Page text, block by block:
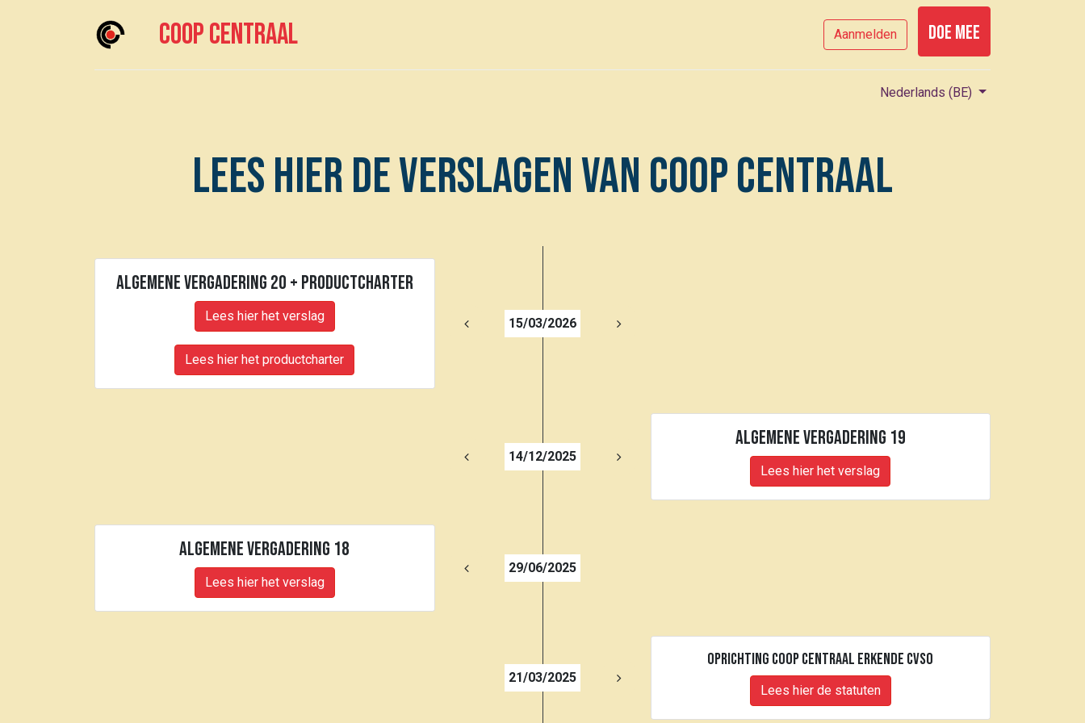
Coop centraal Aanmelden Doe mee
Nederlands (BE)
Lees hier de verslagen van coop centraal
15/03/2026
Algemene Vergadering 20 + productcharter
Lees hier het verslag
Lees hier het productcharter
14/12/2025
Algemene Vergadering 19
Lees hier het verslag
29/06/2025
Algemene Vergadering 18
Lees hier het verslag
21/03/2025
oprichting coop centraal erkende cvso
Lees hier de statuten